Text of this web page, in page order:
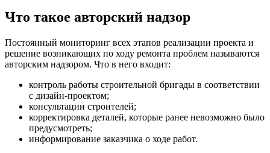
Что такое авторский надзор
Постоянный мониторинг всех этапов реализации проекта и
решение возникающих по ходу ремонта проблем называются
авторским надзором. Что в него входит:
контроль работы строительной бригады в соответствии
с дизайн-проектом;
консультации строителей;
корректировка деталей, которые ранее невозможно было
предусмотреть;
информирование заказчика о ходе работ.